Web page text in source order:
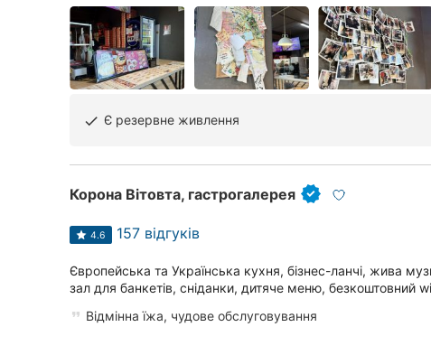
done Є резервне живлення
Корона Вітовта, гастрогалерея
4.6 157 відгуків
Європейська та Українська кухня, бізнес-ланчі, жива
зал для банкетів, сніданки, дитяче меню, безкоштовний
Відмінна їжа, чудове обслуговування